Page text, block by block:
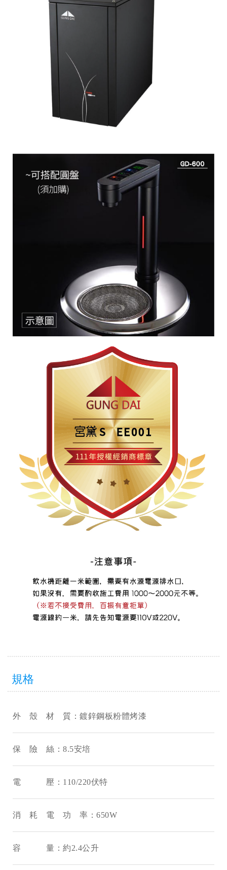
規格
外 殼 材 質：鍍鋅鋼板粉體烤漆
保 險 絲：8.5安培
電 壓：110/220伏特
消 耗 電 功 率：650W
容 量：約2.4公升